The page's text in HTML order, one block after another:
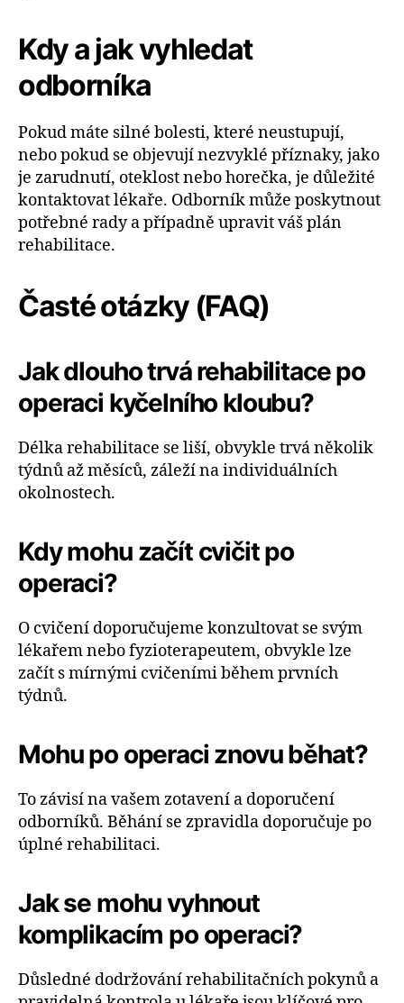
Kdy a jak vyhledat
odborníka
Pokud máte silné bolesti, které neustupují,
nebo pokud se objevují nezvyklé příznaky, jako
je zarudnutí, oteklost nebo horečka, je důležité
kontaktovat lékaře. Odborník může poskytnout
potřebné rady a případně upravit váš plán
rehabilitace.
Časté otázky (FAQ)
Jak dlouho trvá rehabilitace po
operaci kyčelního kloubu?
Délka rehabilitace se liší, obvykle trvá několik
týdnů až měsíců, záleží na individuálních
okolnostech.
Kdy mohu začít cvičit po
operaci?
O cvičení doporučujeme konzultovat se svým
lékařem nebo fyzioterapeutem, obvykle lze
začít s mírnými cvičeními během prvních
týdnů.
Mohu po operaci znovu běhat?
To závisí na vašem zotavení a doporučení
odborníků. Běhání se zpravidla doporučuje po
úplné rehabilitaci.
Jak se mohu vyhnout
komplikacím po operaci?
Důsledné dodržování rehabilitačních pokynů a